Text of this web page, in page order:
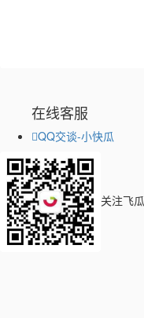
在线客服
QQ交谈-小快瓜
关注飞